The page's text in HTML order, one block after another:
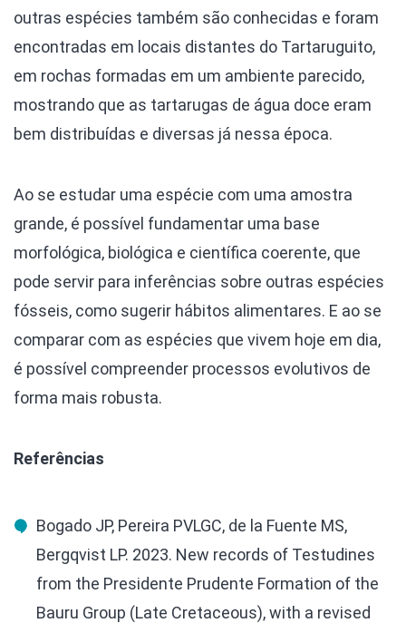
outras espécies também são conhecidas e foram
encontradas em locais distantes do Tartaruguito,
em rochas formadas em um ambiente parecido,
mostrando que as tartarugas de água doce eram
bem distribuídas e diversas já nessa época.
Ao se estudar uma espécie com uma amostra
grande, é possível fundamentar uma base
morfológica, biológica e científica coerente, que
pode servir para inferências sobre outras espécies
fósseis, como sugerir hábitos alimentares. E ao se
comparar com as espécies que vivem hoje em dia,
é possível compreender processos evolutivos de
forma mais robusta.
Referências
Bogado JP, Pereira PVLGC, de la Fuente MS,
Bergqvist LP. 2023. New records of Testudines
from the Presidente Prudente Formation of the
Bauru Group (Late Cretaceous), with a revised